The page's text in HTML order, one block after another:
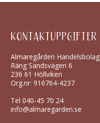
KONTAKTUPPGIFTER
Almaregården Handelsbolag
Räng Sandsvägen 6
236 61 Höllviken
Org.nr: 916764-4237
Tel040-45 70 24
info@almaregarden.se